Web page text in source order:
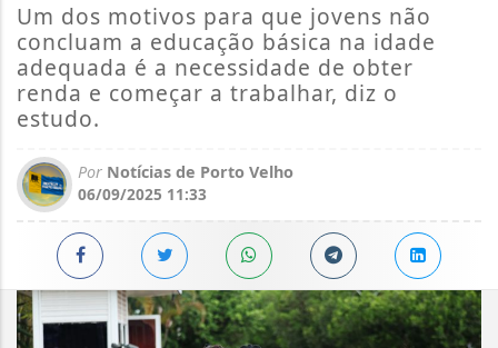
Um dos motivos para que jovens não
concluam a educação básica na idade
adequada é a necessidade de obter
renda e começar a trabalhar, diz o
estudo.
Por Notícias de Porto Velho
06/09/2025 11:33